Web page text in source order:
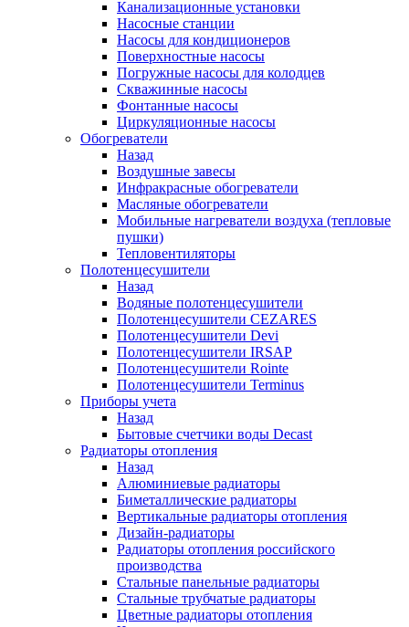
Канализационные установки
Насосные станции
Насосы для кондиционеров
Поверхностные насосы
Погружные насосы для колодцев
Скважинные насосы
Фонтанные насосы
Циркуляционные насосы
Обогреватели
Назад
Воздушные завесы
Инфракрасные обогреватели
Масляные обогреватели
Мобильные нагреватели воздуха (тепловые
пушки)
Тепловентиляторы
Полотенцесушители
Назад
Водяные полотенцесушители
Полотенцесушители CEZARES
Полотенцесушители Devi
Полотенцесушители IRSAP
Полотенцесушители Rointe
Полотенцесушители Terminus
Приборы учета
Назад
Бытовые счетчики воды Decast
Радиаторы отопления
Назад
Алюминиевые радиаторы
Биметаллические радиаторы
Вертикальные радиаторы отопления
Дизайн-радиаторы
Радиаторы отопления российского
производства
Стальные панельные радиаторы
Стальные трубчатые радиаторы
Цветные радиаторы отопления